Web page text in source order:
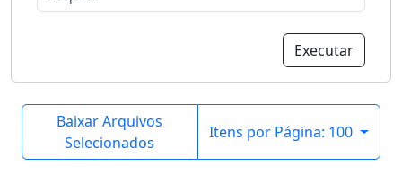
Executar
Baixar Arquivos
Selecionados
Itens por Página: 100